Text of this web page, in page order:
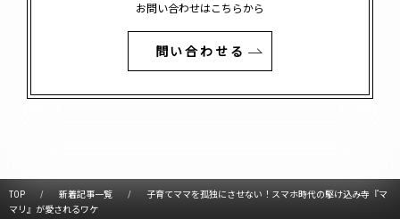
お問い合わせはこちらから
問い合わせる
TOP 新着記事一覧
子育てママを孤独にさせない！スマホ時代の駆け込み寺『マ
マリ』が愛されるワケ